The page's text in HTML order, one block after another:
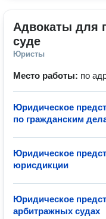
Адвокаты для
суде
Юристы
Место работы: по
Юридическое
по гражданским
Юридическое
юрисдикции
Юридическое
арбитражных судах